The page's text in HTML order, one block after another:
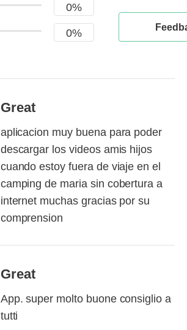
0%
0%
Great
aplicacion muy buena para poder
descargar los videos amis hijos
cuando estoy fuera de viaje en el
camping de maria sin cobertura a
internet muchas gracias por su
comprension
Great
App. super molto buone consiglio a
tutti